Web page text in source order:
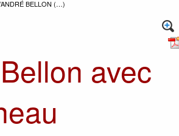
BELLON (…)
avec